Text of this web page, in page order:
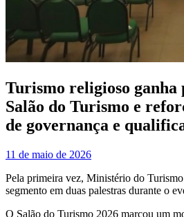
Turismo religioso ganha
Salão do Turismo e
de governança e
11 de maio de 2026
Pela primeira vez, Ministério do
segmento em duas palestras durante o
O Salão do Turismo 2026 marcou um